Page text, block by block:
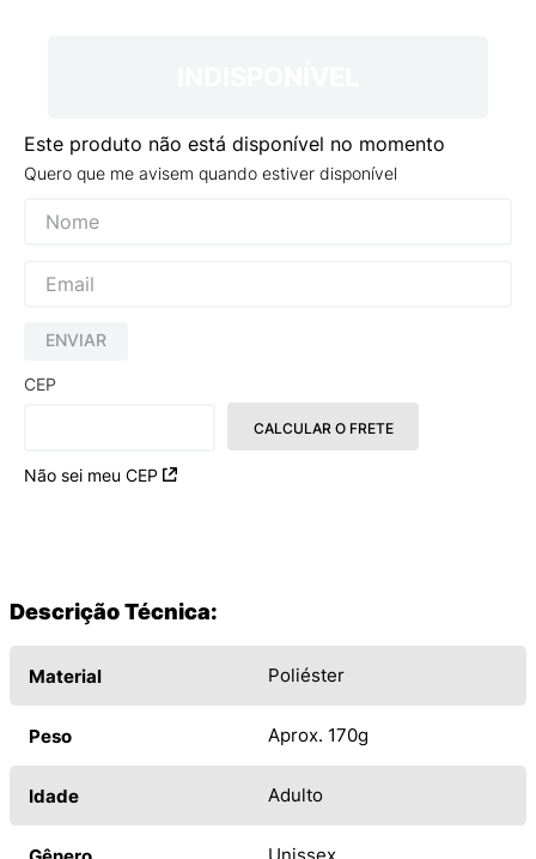
Este produto não está disponível no momento
Quero que me avisem quando estiver disponível
ENVIAR
CEP
Não sei meu CEP
CALCULAR O FRETE
Descrição Técnica:
Material Poliéster
Peso Aprox. 170g
Idade Adulto